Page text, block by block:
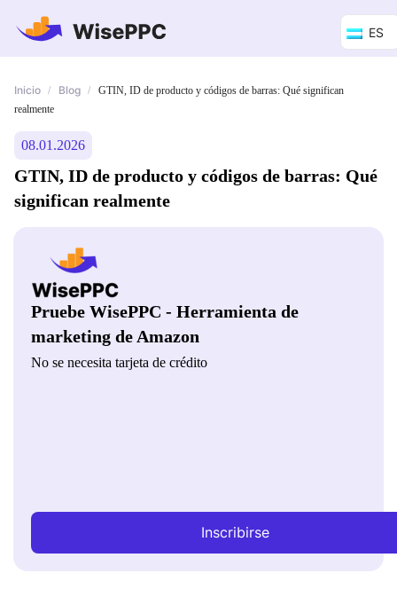
ES
Inicio / Blog /
GTIN, ID de producto y códigos de barras: Qué significan
realmente
08.01.2026
GTIN, ID de producto y códigos de barras: Qué
significan realmente
Pruebe WisePPC - Herramienta de
marketing de Amazon
No se necesita tarjeta de crédito
Inscribirse